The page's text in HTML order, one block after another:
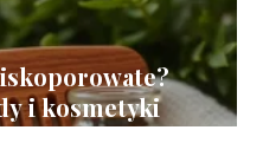
i kosmetyki